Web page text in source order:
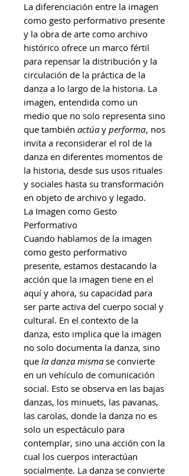
La diferenciación entre la imagen
como gesto performativo presente
y la obra de arte como archivo
histórico ofrece un marco fértil
para repensar la distribución y la
circulación de la práctica de la
danza a lo largo de la historia. La
imagen, entendida como un
medio que no solo representa sino
que también actúay performa, nos
invita a reconsiderar el rol de la
danza en diferentes momentos de
la historia, desde sus usos rituales
y sociales hasta su transformación
en objeto de archivo y legado.
La Imagen como Gesto
Performativo
Cuando hablamos de la imagen
como gesto performativo
presente, estamos destacando la
acción que la imagen tiene en el
aquí y ahora, su capacidad para
ser parte activa del cuerpo social y
cultural. En el contexto de la
danza, esto implica que la imagen
no solo documenta la danza, sino
que la danza mismase convierte
en un vehículo de comunicación
social. Esto se observa en las bajas
danzas, los minuets, las pavanas,
las carolas, donde la danza no es
solo un espectáculo para
contemplar, sino una acción con la
cual los cuerpos interactúan
socialmente. La danza se convierte